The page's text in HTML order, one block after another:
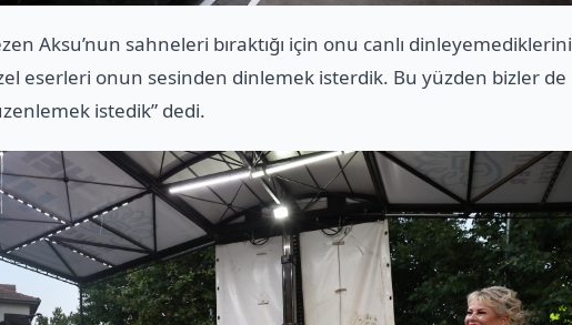
Aksu’nun sahneleri bıraktığı için onu canlı dinleyemediklerini
eserleri onun sesinden dinlemek isterdik. Bu yüzden bizler de
istedik” dedi.